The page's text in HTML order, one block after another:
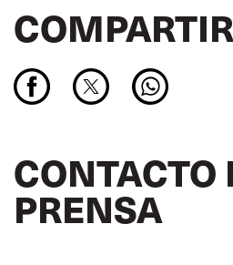
COMPARTIR
CONTACTO
PRENSA